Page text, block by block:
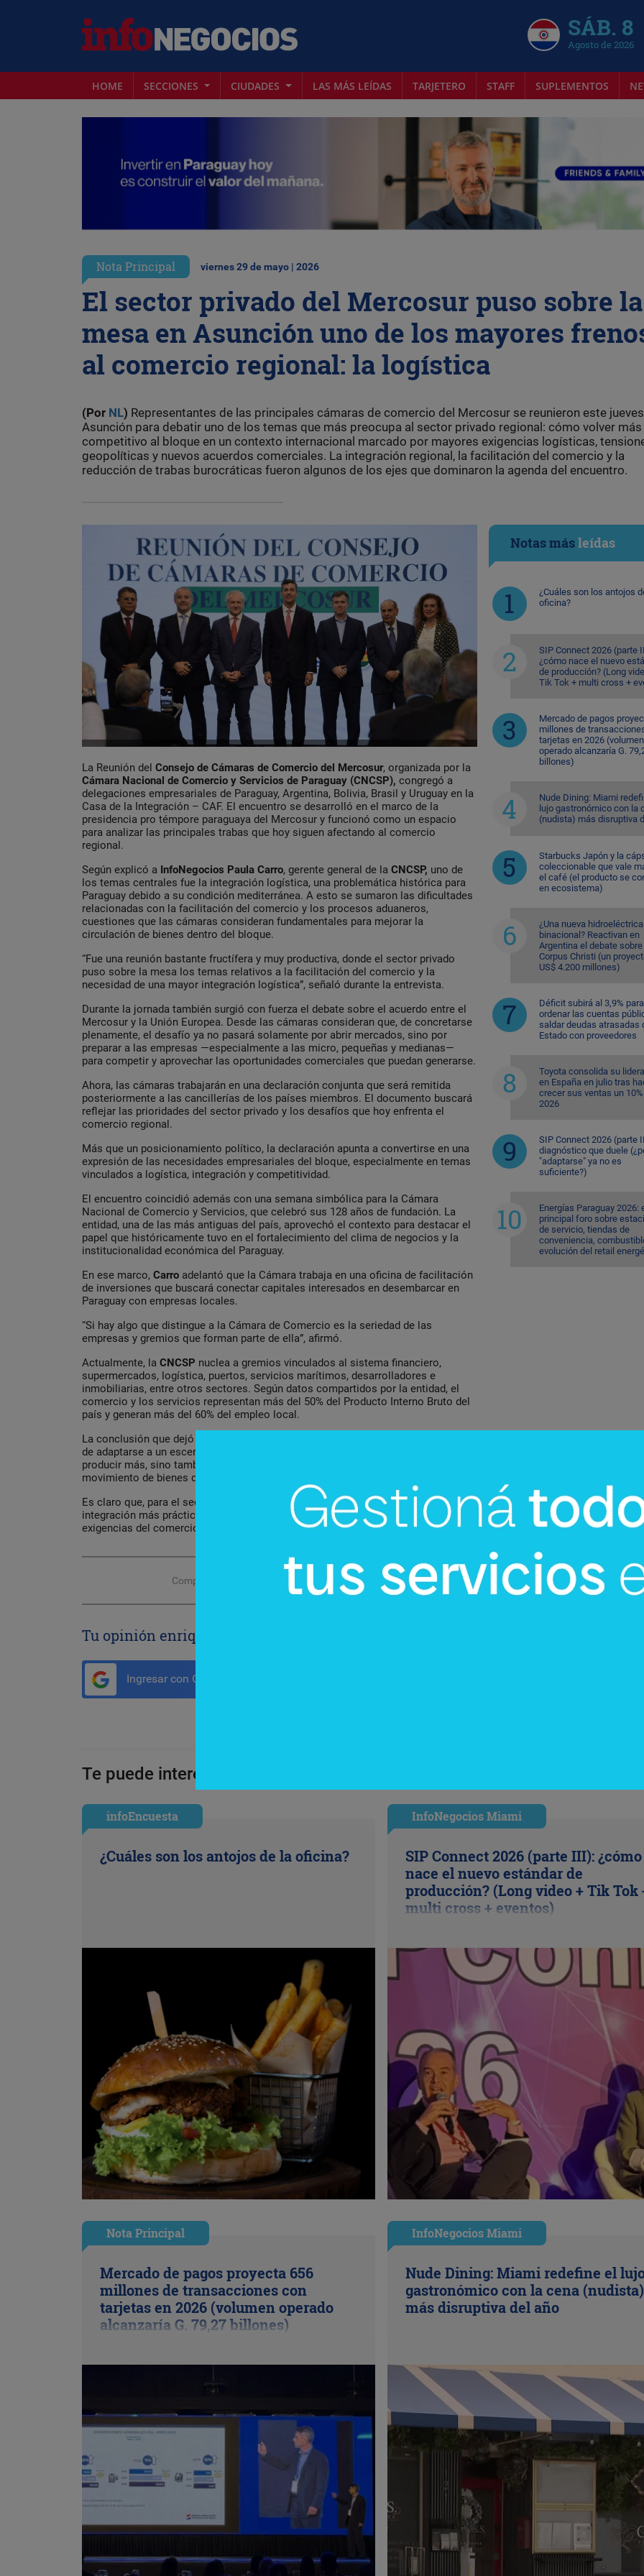
SÁB. 8
Agosto de 2026
HOME SECCIONES CIUDADES LAS MÁS LEÍDAS TARJETERO STAFF SUPLEMENTOS
Nota Principal viernes 29 de mayo | 2026
El sector privado del Mercosur puso sobre la
mesa en Asunción uno de los mayores
al comercio regional: la logística
(Por NL) Representantes de las principales cámaras de comercio del Mercosur se reunieron este
Asunción para debatir uno de los temas que más preocupa al sector privado regional: cómo volver más
competitivo al bloque en un contexto internacional marcado por mayores exigencias logísticas,
geopolíticas y nuevos acuerdos comerciales. La integración regional, la facilitación del comercio y la
reducción de trabas burocráticas fueron algunos de los ejes que dominaron la agenda del encuentro.
La Reunión del Consejo de Cámaras de Comercio del Mercosur, organizada por la
Cámara Nacional de Comercio y Servicios de Paraguay (CNCSP), congregó a
delegaciones empresariales de Paraguay, Argentina, Bolivia, Brasil y Uruguay en la
Casa de la Integración – CAF. El encuentro se desarrolló en el marco de la
presidencia pro témpore paraguaya del Mercosur y funcionó como un espacio
para analizar las principales trabas que hoy siguen afectando al comercio
regional.
Según explicó a InfoNegocios Paula Carro, gerente general de la CNCSP, uno de
los temas centrales fue la integración logística, una problemática histórica para
Paraguay debido a su condición mediterránea. A esto se sumaron las dificultades
relacionadas con la facilitación del comercio y los procesos aduaneros,
cuestiones que las cámaras consideran fundamentales para mejorar la
circulación de bienes dentro del bloque.
“Fue una reunión bastante fructífera y muy productiva, donde el sector privado
puso sobre la mesa los temas relativos a la facilitación del comercio y la
necesidad de una mayor integración logística”, señaló durante la entrevista.
Durante la jornada también surgió con fuerza el debate sobre el acuerdo entre el
Mercosur y la Unión Europea. Desde las cámaras consideran que, de concretarse
plenamente, el desafío ya no pasará solamente por abrir mercados, sino por
preparar a las empresas —especialmente a las micro, pequeñas y medianas—
para competir y aprovechar las oportunidades comerciales que puedan generarse.
Ahora, las cámaras trabajarán en una declaración conjunta que será remitida
posteriormente a las cancillerías de los países miembros. El documento buscará
reflejar las prioridades del sector privado y los desafíos que hoy enfrenta el
comercio regional.
Más que un posicionamiento político, la declaración apunta a convertirse en una
expresión de las necesidades empresariales del bloque, especialmente en temas
vinculados a logística, integración y competitividad.
El encuentro coincidió además con una semana simbólica para la Cámara
Nacional de Comercio y Servicios, que celebró sus 128 años de fundación. La
entidad, una de las más antiguas del país, aprovechó el contexto para destacar el
papel que históricamente tuvo en el fortalecimiento del clima de negocios y la
institucionalidad económica del Paraguay.
En ese marco, Carro adelantó que la Cámara trabaja en una oficina de facilitación
de inversiones que buscará conectar capitales interesados en desembarcar en
Paraguay con empresas locales.
“Si hay algo que distingue a la Cámara de Comercio es la seriedad de las
empresas y gremios que forman parte de ella”, afirmó.
Actualmente, la CNCSP nuclea a gremios vinculados al sistema financiero,
supermercados, logística, puertos, servicios marítimos, desarrolladores e
inmobiliarias, entre otros sectores. Según datos compartidos por la entidad, el
comercio y los servicios representan más del 50% del Producto Interno Bruto del
país y generan más del 60% del empleo local.
La conclusión que dejó esta reunión es que el Mercosur enfrenta hoy el desafío
de adaptarse a un escenario global donde la competitividad depende no solo de
producir más, sino también de reducir trabas, mejorar conexiones y acelerar el
movimiento de bienes dentro de la región.
Es claro que, para el sector privado, el bloque necesita avanzar hacia una
integración más práctica y menos burocrática si quiere responder a las nuevas
exigencias del comercio internacional.
Compartir con tus amigos de
Tu opinión enriquece este artículo:
Ingresar con Google
Notas másleídas
¿Cuáles son los antojos
oficina?
SIP Connect 2026 (parte
¿cómo nace el nuevo
de producción? (Long
Tik Tok + multi cross +
Mercado de pagos
millones de
tarjetas en 2026 (volumen
operado alcanzaría G.
billones)
Nude Dining: Miami
lujo gastronómico con la
(nudista) más disruptiva
Starbucks Japón y la
coleccionable que vale
el café (el producto se
en ecosistema)
¿Una nueva hidroeléctrica
binacional? Reactivan en
Argentina el debate sobre
Corpus Christi (un
US$ 4.200 millones)
Déficit subirá al 3,9% para
ordenar las cuentas
saldar deudas atrasadas
Estado con proveedores
Toyota consolida su
en España en julio tras
crecer sus ventas un
2026
SIP Connect 2026 (parte
diagnóstico que duele
"adaptarse" ya no es
suficiente?)
Energías Paraguay 2026:
principal foro sobre
de servicio, tiendas de
conveniencia,
evolución del retail
Te puede interesar:
infoEncuesta
¿Cuáles son los antojos de la oficina?
InfoNegocios Miami
SIP Connect 2026 (parte III): ¿cómo
nace el nuevo estándar de
producción? (Long video + Tik Tok
multi cross + eventos)
Nota Principal
Mercado de pagos proyecta 656
millones de transacciones con
tarjetas en 2026 (volumen operado
alcanzaría G. 79,27 billones)
InfoNegocios Miami
Nude Dining: Miami redefine el
gastronómico con la cena (nudista)
más disruptiva del año